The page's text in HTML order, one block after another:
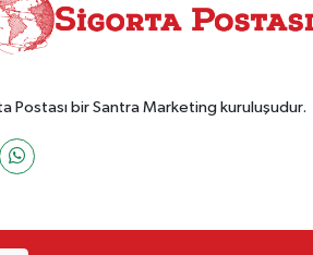
Postası bir Santra Marketing kuruluşudur.